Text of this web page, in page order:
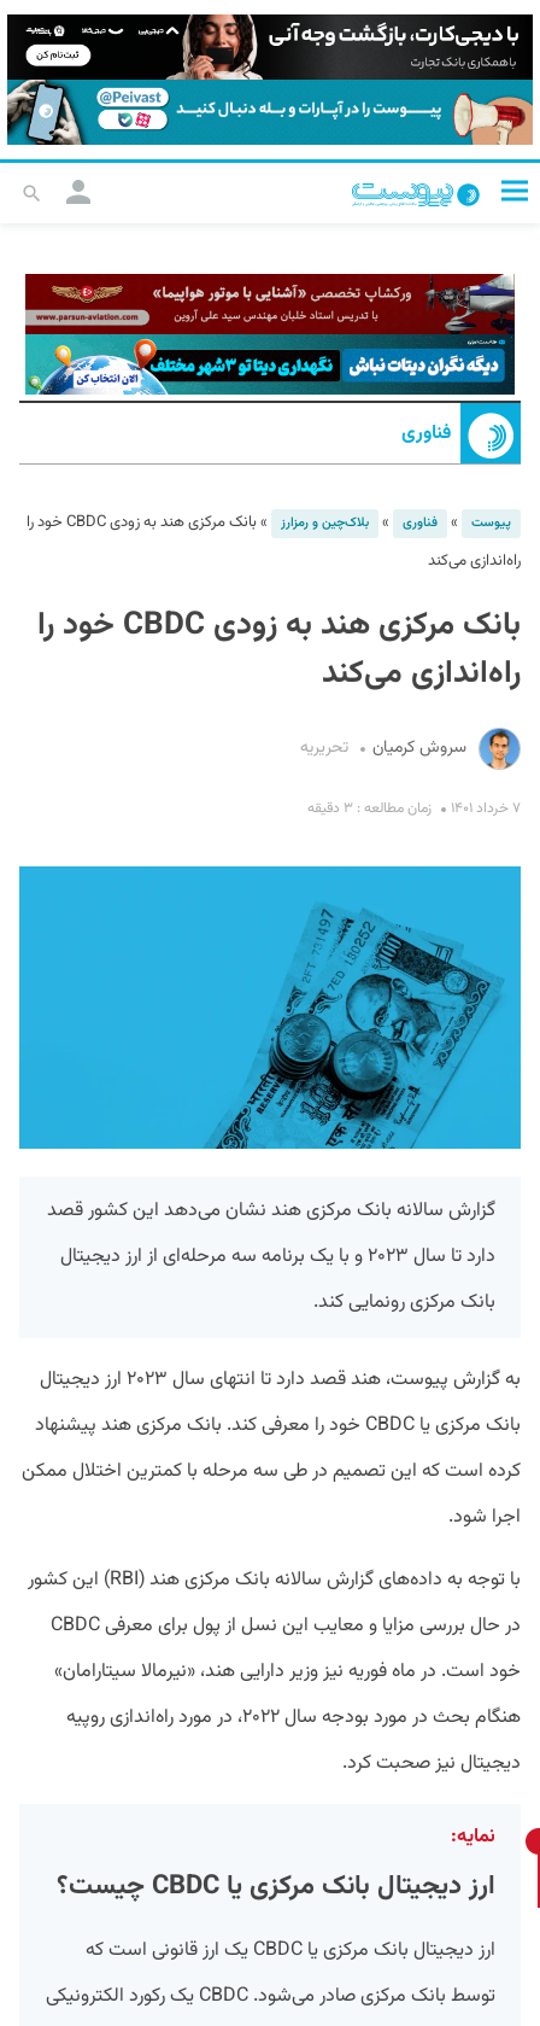
فناوری
پیوست » فناوری » بلاک‌چین و رمزارز »
بانک مرکزی هند به زودی CBDC خود را
راه‌اندازی می‌کند
بانک مرکزی هند به زودی CBDC خود را
راه‌اندازی می‌کند
سروش کرمیان تحریریه
۷ خرداد ۱۴۰۱ زمان مطالعه : ۳ دقیقه
گزارش سالانه بانک مرکزی هند نشان می‌دهد این کشور قصد
دارد تا سال ۲۰۲۳ و با یک برنامه سه مرحله‌ای از ارز دیجیتال
بانک مرکزی رونمایی کند.
به گزارش پیوست، هند قصد دارد تا انتهای سال‌ ۲۰۲۳ ارز دیجیتال
بانک مرکزی یا CBDC خود را معرفی کند. بانک مرکزی هند پیشنهاد
کرده است که این تصمیم در طی سه مرحله با کمترین اختلال‌ ممکن
اجرا شود.
با توجه به داده‌های گزارش سالانه بانک مرکزی هند (RBI) این کشور
در حال بررسی مزایا و معایب این نسل از پول برای معرفی CBDC
خود است. در ماه فوریه نیز وزیر دارایی هند، «نیرمالا سیتارامان»
هنگام بحث در مورد بودجه سال ۲۰۲۲، در مورد راه‌اندازی روپیه
دیجیتال نیز صحبت کرد.
نمایه:
ارز دیجیتال بانک مرکزی یا CBDC چیست؟
ارز دیجیتال بانک مرکزی یا CBDC یک ارز قانونی است که
توسط بانک مرکزی صادر می‌شود. CBDC یک رکورد الکترونیکی